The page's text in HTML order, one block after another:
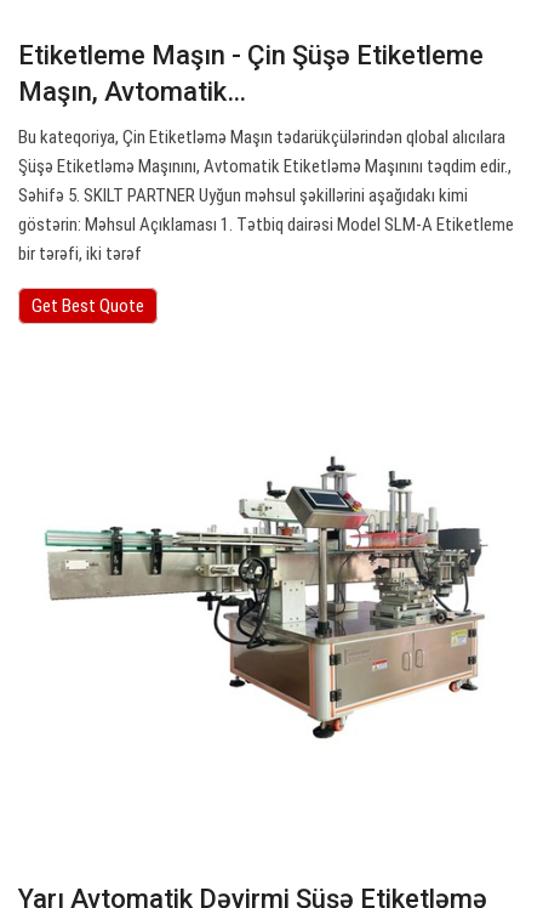
Etiketleme Maşın - Çin Şüşə Etiketleme
Maşın, Avtomatik…
Bu kateqoriya, Çin Etiketləmə Maşın tədarükçülərindən qlobal alıcılara
Şüşə Etiketləmə Maşınını, Avtomatik Etiketləmə Maşınını təqdim edir.,
Səhifə 5. SKILT PARTNER Uyğun məhsul şəkillərini aşağıdakı kimi
göstərin: Məhsul Açıklaması 1. Tətbiq dairəsi Model SLM-A Etiketleme
bir tərəfi, iki tərəf
Get Best Quote
Yarı Avtomatik Dəyirmi Şüşə Etiketləmə